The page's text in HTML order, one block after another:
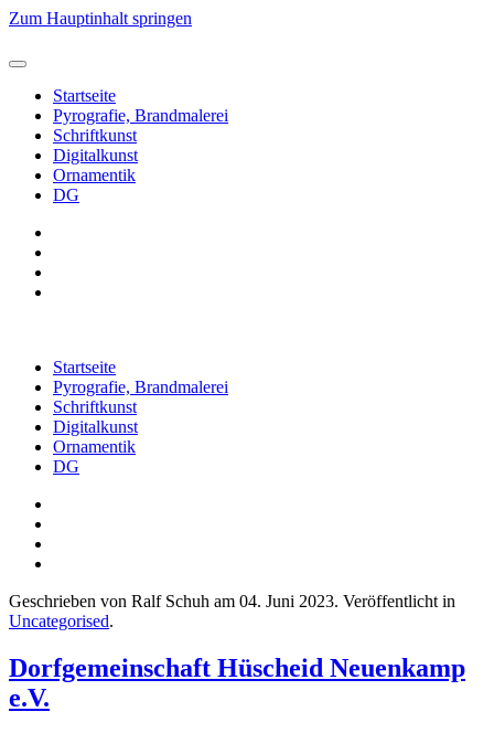
Zum Hauptinhalt springen
Startseite
Pyrografie, Brandmalerei
Schriftkunst
Digitalkunst
Ornamentik
DG
Startseite
Pyrografie, Brandmalerei
Schriftkunst
Digitalkunst
Ornamentik
DG
Geschrieben von Ralf Schuh am 04. Juni 2023. Veröffentlicht in
Uncategorised.
Dorfgemeinschaft Hüscheid Neuenkamp
e.V.